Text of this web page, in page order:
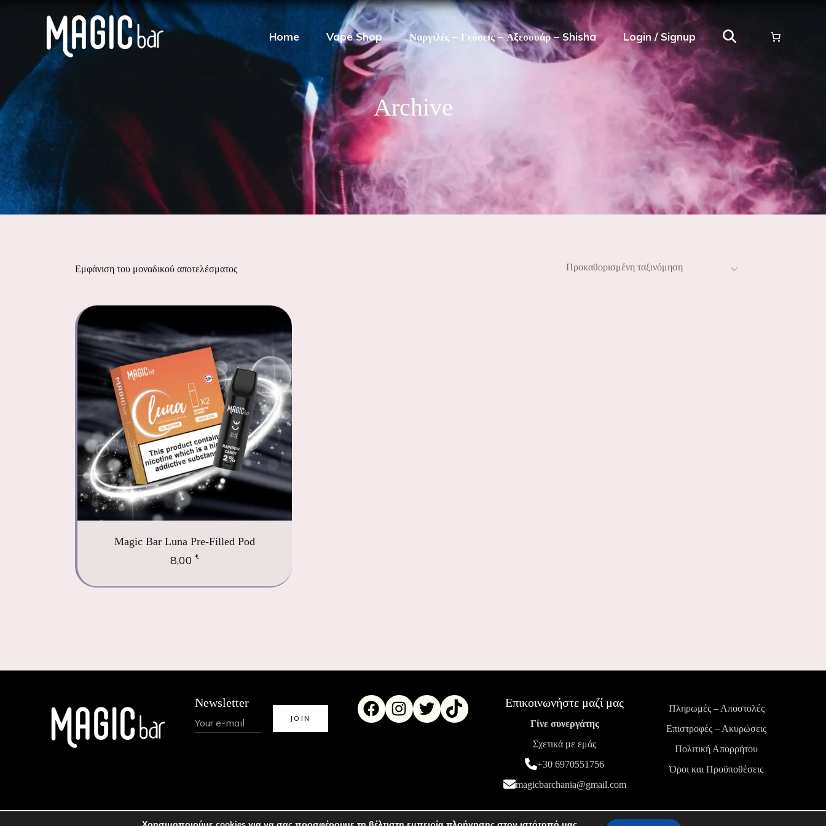
Home Vape Shop Ναργιλές – Γεύσεις – Αξεσουάρ – Shisha Login / Signup
Archive
Εμφάνιση του μοναδικού αποτελέσματος Προκαθορισμένη ταξινόμηση
Magic Bar Luna Pre-Filled Pod
8,00€
Newsletter Επικοινωνήστε μαζί μας
Γίνε συνεργάτης
Σχετικά με εμάς
+30 6970551756
magicbarchania@gmail.com
Πληρωμές – Αποστολές
Επιστροφές – Ακυρώσεις
Πολιτική Απορρήτου
Όροι και Προϋποθέσεις